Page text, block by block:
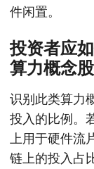
件闲置。
投资者应
算力概念
识别此类算力
投入的比例。
上用于硬件流
链上的投入占